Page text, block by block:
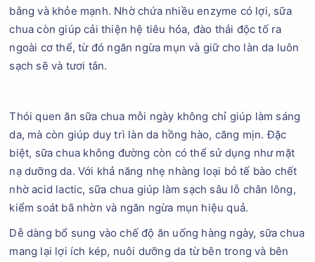
bằng và khỏe mạnh. Nhờ chứa nhiều enzyme có lợi, sữa
chua còn giúp cải thiện hệ tiêu hóa, đào thải độc tố ra
ngoài cơ thể, từ đó ngăn ngừa mụn và giữ cho làn da luôn
sạch sẽ và tươi tắn.
Thói quen ăn sữa chua mỗi ngày không chỉ giúp làm sáng
da, mà còn giúp duy trì làn da hồng hào, căng mịn. Đặc
biệt, sữa chua không đường còn có thể sử dụng như mặt
nạ dưỡng da. Với khả năng nhẹ nhàng loại bỏ tế bào chết
nhờ acid lactic, sữa chua giúp làm sạch sâu lỗ chân lông,
kiểm soát bã nhờn và ngăn ngừa mụn hiệu quả.
Dễ dàng bổ sung vào chế độ ăn uống hàng ngày, sữa chua
mang lại lợi ích kép, nuôi dưỡng da từ bên trong và bên